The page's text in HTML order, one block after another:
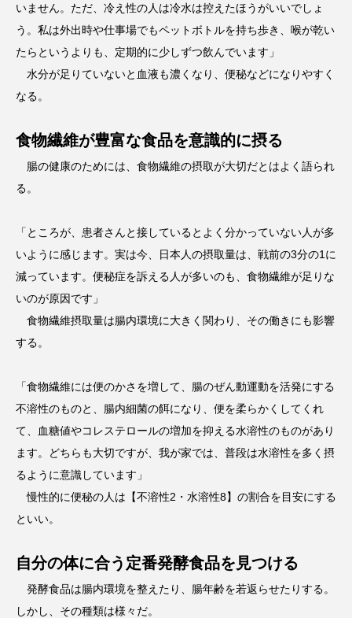
いません。ただ、冷え性の人は冷水は控えたほうがいいでしょ
う。私は外出時や仕事場でもペットボトルを持ち歩き、喉が乾い
たらというよりも、定期的に少しずつ飲んでいます」
水分が足りていないと血液も濃くなり、便秘などになりやすく
なる。
食物繊維が豊富な食品を意識的に摂る
腸の健康のためには、食物繊維の摂取が大切だとはよく語られ
る。
「ところが、患者さんと接しているとよく分かっていない人が多
いように感じます。実は今、日本人の摂取量は、戦前の3分の1に
減っています。便秘症を訴える人が多いのも、食物繊維が足りな
いのが原因です」
食物繊維摂取量は腸内環境に大きく関わり、その働きにも影響
する。
「食物繊維には便のかさを増して、腸のぜん動運動を活発にする
不溶性のものと、腸内細菌の餌になり、便を柔らかくしてくれ
て、血糖値やコレステロールの増加を抑える水溶性のものがあり
ます。どちらも大切ですが、我が家では、普段は水溶性を多く摂
るように意識しています」
慢性的に便秘の人は【不溶性2・水溶性8】の割合を目安にする
といい。
自分の体に合う定番発酵食品を見つける
発酵食品は腸内環境を整えたり、腸年齢を若返らせたりする。
しかし、その種類は様々だ。